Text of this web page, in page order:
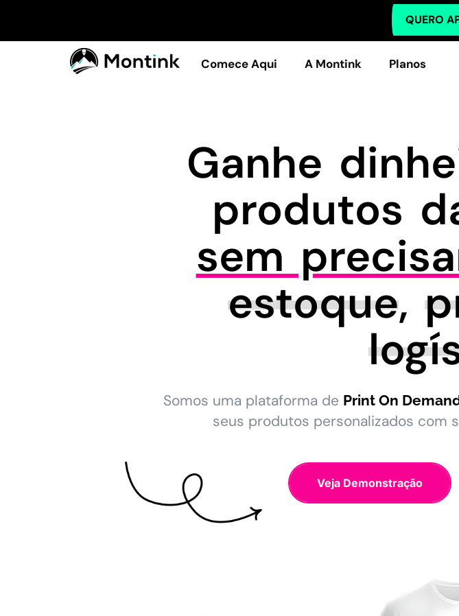
QUERO
TODOS OS
Comece Aqui A Montink Planos
Ganhe
produtos
sem
estoque,
Somos uma plataforma de Print On
seus produtos personalizados com
Veja Demonstração